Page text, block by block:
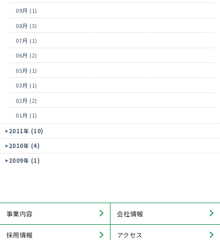
09月 (1)
08月 (3)
07月 (1)
06月 (2)
05月 (1)
03月 (1)
02月 (2)
01月 (1)
2011年 (10)
2010年 (4)
2009年 (1)
事業内容 会社情報
採用情報 アクセス